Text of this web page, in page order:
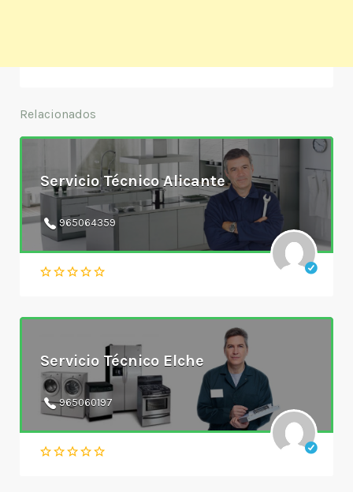
Relacionados
Servicio Técnico Alicante
965064359
Servicio Técnico Elche
965060197